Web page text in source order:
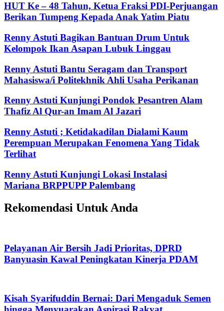
HUT Ke – 48 Tahun, Ketua Fraksi PDI-Perjuangan
Berikan Tumpeng Kepada Anak Yatim Piatu
Renny Astuti Bagikan Bantuan Drum Untuk
Kelompok Ikan Asapan Lubuk Linggau
Renny Astuti Bantu Seragam dan Transport
Mahasiswa/i Politekhnik Ahli Usaha Perikanan
Renny Astuti Kunjungi Pondok Pesantren Alam
Thafiz Al Qur-an Imam Al Jazari
Renny Astuti ; Ketidakadilan Dialami Kaum
Perempuan Merupakan Fenomena Yang Tidak
Terlihat
Renny Astuti Kunjungi Lokasi Instalasi
Mariana BRPPUPP Palembang
Rekomendasi Untuk Anda
Pelayanan Air Bersih Jadi Prioritas, DPRD
Banyuasin Kawal Peningkatan Kinerja PDAM
Kisah Syarifuddin Bernai: Dari Mengaduk Semen